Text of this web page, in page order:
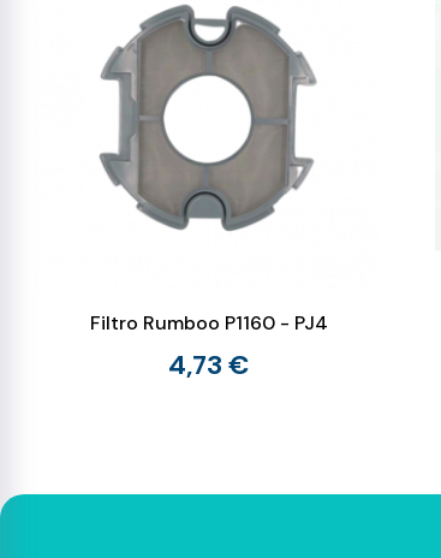
Filtro Rumboo P1160 - PJ4
4,73 €